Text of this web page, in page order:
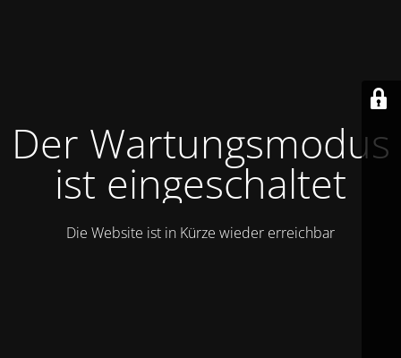
Der Wartungsmodus
ist eingeschaltet
Die Website ist in Kürze wieder erreichbar